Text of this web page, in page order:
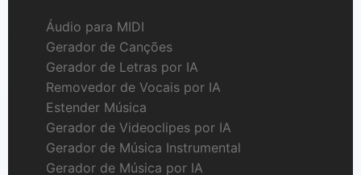
Áudio para MIDI
Gerador de Canções
Gerador de Letras por IA
Removedor de Vocais por IA
Estender Música
Gerador de Videoclipes por IA
Gerador de Música Instrumental
Gerador de Música por IA